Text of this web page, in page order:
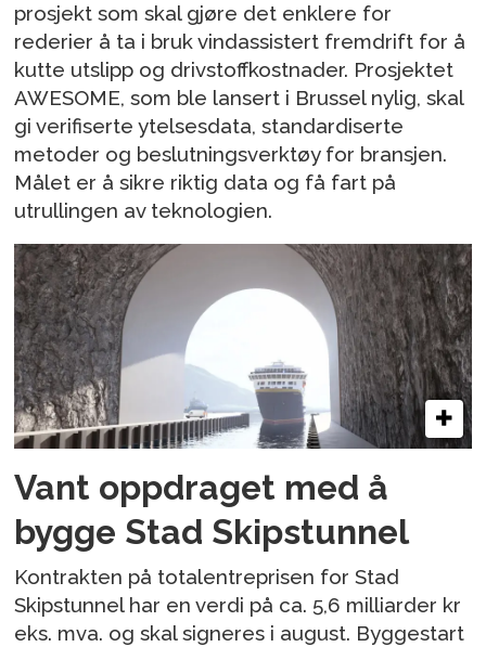
prosjekt som skal gjøre det enklere for
rederier å ta i bruk vindassistert fremdrift for å
kutte utslipp og drivstoffkostnader. Prosjektet
AWESOME, som ble lansert i Brussel nylig, skal
gi verifiserte ytelsesdata, standardiserte
metoder og beslutningsverktøy for bransjen.
Målet er å sikre riktig data og få fart på
utrullingen av teknologien.
Vant oppdraget med å
bygge Stad Skipstunnel
Kontrakten på totalentreprisen for Stad
Skipstunnel har en verdi på ca. 5,6 milliarder kr
eks. mva. og skal signeres i august. Byggestart